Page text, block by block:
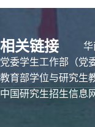
相关链接
党委学生工作部（党
教育部学位与研究生
中国研究生招生信息